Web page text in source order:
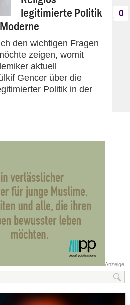
legitimierte Politik
den wichtigen Fragen
zeigen, womit
aktuell
Gencer über die
Politik in der
0
Anzeige